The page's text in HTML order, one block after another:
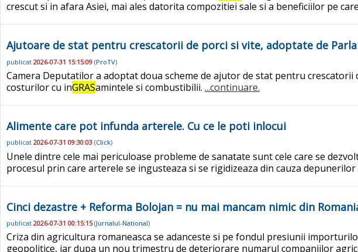
crescut si in afara Asiei, mai ales datorita compozitiei sale si a beneficiilor pe
Ajutoare de stat pentru crescatorii de porci si vite, adoptate de
publicat 2026-07-31 15:15:09 (ProTV)
Camera Deputatilor a adoptat doua scheme de ajutor de stat pentru
costurilor cu inGRASamintele si combustibilii. ...continuare.
Alimente care pot infunda arterele. Cu ce le poti inlocui
publicat 2026-07-31 09:30:03 (Click)
Unele dintre cele mai periculoase probleme de sanatate sunt cele care se
procesul prin care arterele se ingusteaza si se rigidizeaza din cauza depunerilor
Cinci dezastre + Reforma Bolojan = nu mai mancam nimic din
publicat 2026-07-31 00:15:15(Jurnalul-National)
Criza din agricultura romaneasca se adanceste si pe fondul presiunii
geopolitice, iar dupa un nou trimestru de deteriorare numarul companiilor